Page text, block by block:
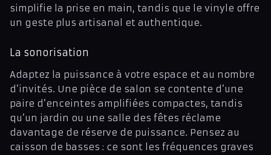
simplifie la prise en main, tandis que le vinyle offre
un geste plus artisanal et authentique.
La sonorisation
Adaptez la puissance à votre espace et au nombre
d’invités. Une pièce de salon se contente d’une
paire d’enceintes amplifiées compactes, tandis
qu’un jardin ou une salle des fêtes réclame
davantage de réserve de puissance. Pensez au
caisson de basses : ce sont les fréquences graves